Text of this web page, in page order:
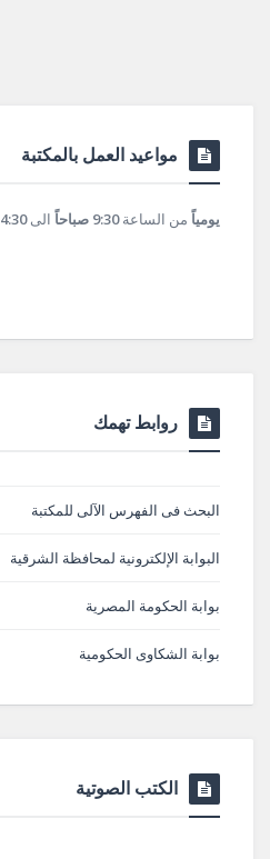
مواعيد العمل بالمكتبة
يومياً من الساعة9:30 صباحاً الى4:30 مساءً
روابط تهمك
البحث فى الفهرس الآلى للمكتبة
البوابة الإلكترونية لمحافظة الشرقية
بوابة الحكومة المصرية
بوابة الشكاوى الحكومية
الكتب الصوتية